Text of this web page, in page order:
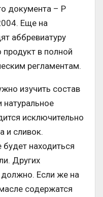
документа – Р
Еще на
аббревиатуру
продукт в полной
регламентам.
изучить состав
натуральное
исключительно
и сливок.
находиться
Других
Если же на
содержатся